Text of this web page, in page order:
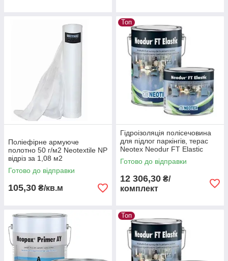
Поліефірне армуюче
полотно 50 г/м2 Neotextile NP
відріз за 1,08 м2
Готово до відправки
105,30 ₴/кв.м
Топ
Гідроізоляція полісечовина
для підлог паркінгів, терас
Neotex Neodur FT Elastic
(А+В) пак 5,5 кг RAL 7035
Готово до відправки
12 306,30 ₴/
комплект
Топ